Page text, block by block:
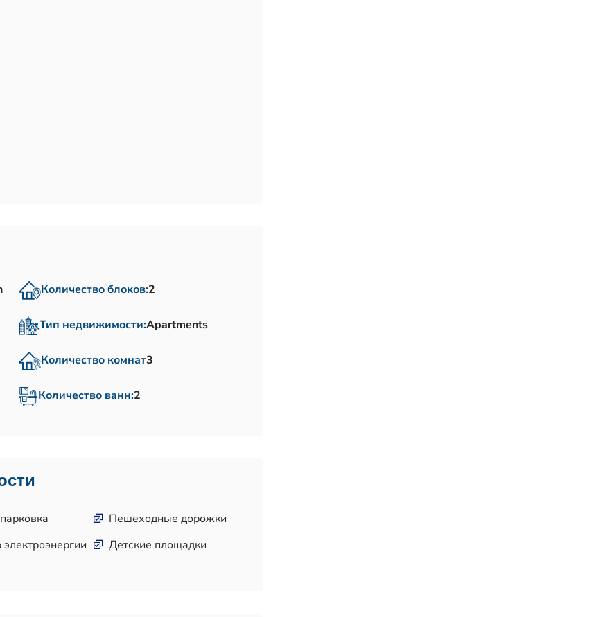
Количество блоков:2
Тип недвижимости:Apartments
Количество комнат3
Количество ванн:2
Пешеходные дорожки
электроэнергии
Детские площадки